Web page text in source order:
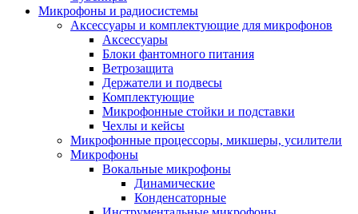
Микрофоны и радиосистемы
Аксессуары и комплектующие для микрофонов
Аксессуары
Блоки фантомного питания
Ветрозащита
Держатели и подвесы
Комплектующие
Микрофонные стойки и подставки
Чехлы и кейсы
Микрофонные процессоры, микшеры, усилители
Микрофоны
Вокальные микрофоны
Динамические
Конденсаторные